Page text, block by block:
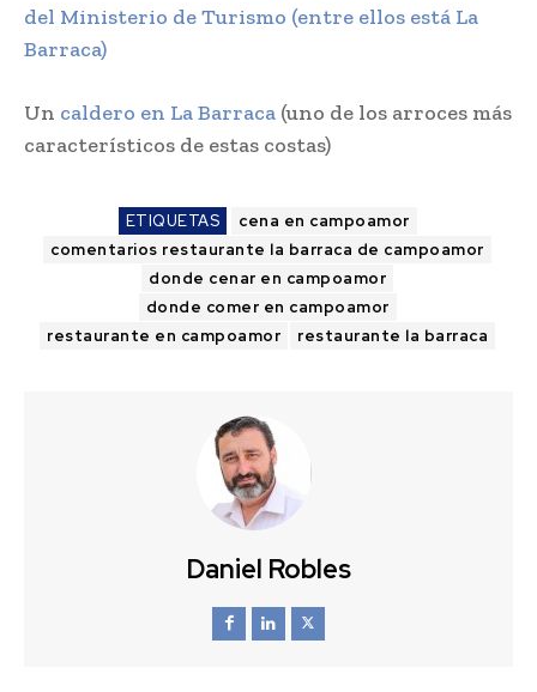
del Ministerio de Turismo (entre ellos está La
Barraca)
Un caldero en La Barraca (uno de los arroces más
característicos de estas costas)
ETIQUETAS
cena en campoamor
comentarios restaurante la barraca de campoamor
donde cenar en campoamor
donde comer en campoamor
restaurante en campoamor
restaurante la barraca
Daniel Robles